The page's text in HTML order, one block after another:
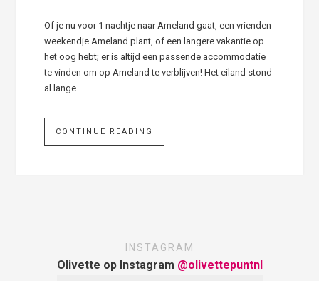
Of je nu voor 1 nachtje naar Ameland gaat, een vrienden
weekendje Ameland plant, of een langere vakantie op
het oog hebt; er is altijd een passende accommodatie
te vinden om op Ameland te verblijven! Het eiland stond
al lange
CONTINUE READING
INSTAGRAM
Olivette op Instagram @olivettepuntnl